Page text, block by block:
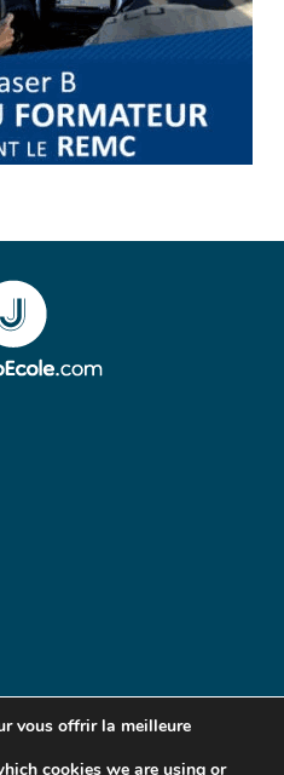
vous offrir la meilleure
cookies we are using or